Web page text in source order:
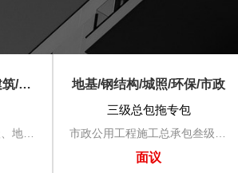
地基/防水/钢结构/古建筑/房建
建筑工程施工总承包二级、地基基础工程专业承包二级、防水防腐保温工程专业承包二级、钢结构工程专业承包二级、古建筑工程专业承包贰级
地基/钢结构/城照/环保/市政
三级总包拖专包
市政公用工程施工总承包叁级、地基基础工程专业承包三级、钢结构工程专业承包三级、城市及道路照明工程专业承包三级、环保工程专业承包三级
面议